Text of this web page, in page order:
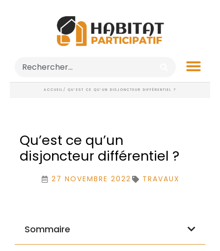
ACCUEIL / QU’EST CE QU’UN DISJONCTEUR DIFFÉRENTIEL ?
Qu’est ce qu’un
disjoncteur différentiel ?
27 NOVEMBRE 2022 TRAVAUX
Sommaire